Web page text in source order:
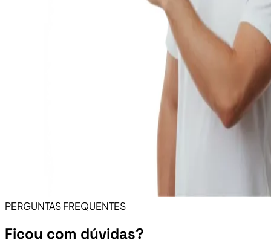
PERGUNTAS FREQUENTES
Ficou com dúvidas?